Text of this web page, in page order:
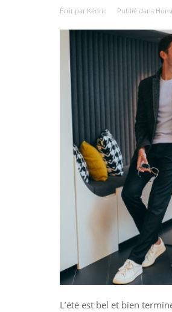
Écrit par Kédric Publié dans
L’été est bel et bien